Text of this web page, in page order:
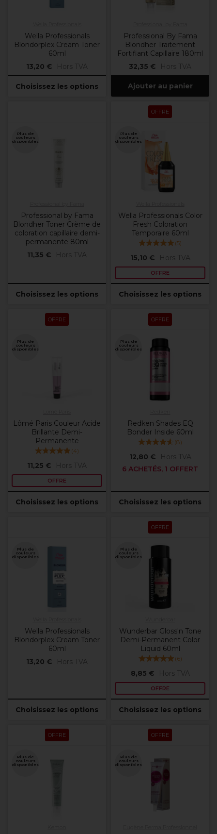
Wella Professionals
Blondorplex Cream Toner
60ml
13,20 €
Hors TVA
Choisissez les options
Professional By Fama
Blondher Traitement
Fortifiant Capillaire 180ml
32,35 €
Hors TVA
Ajouter au panier
Plus de
couleurs
disponibles
Professional by Fama
Blondher Toner Crème de
coloration capillaire demi-
permanente 80ml
11,35 €
Hors TVA
Choisissez les options
OFFRE
Plus de
couleurs
disponibles
Wella Professionals Color
Fresh Coloration
Temporaire 60ml
(5)
15,10 € Hors TVA
OFFRE
Choisissez les options
OFFRE
Plus de
couleurs
disponibles
Lômé Paris Couleur Acide
Brillante Demi-
Permanente
(4)
11,25 € Hors TVA
OFFRE
Choisissez les options
OFFRE
Plus de
couleurs
disponibles
Redken Shades EQ
Bonder Inside 60ml
(8)
12,80 €
Hors TVA
6 ACHETÉS, 1 OFFERT
Choisissez les options
Plus de
couleurs
disponibles
Wella Professionals
Blondorplex Cream Toner
60ml
13,20 €
Hors TVA
Choisissez les options
OFFRE
Plus de
couleurs
disponibles
Wunderbar Gloss'n Tone
Demi-Permanent Color
Liquid 60ml
(6)
8,85 € Hors TVA
OFFRE
Choisissez les options
OFFRE
Plus de
couleurs
disponibles
OFFRE
Plus de
couleurs
disponibles